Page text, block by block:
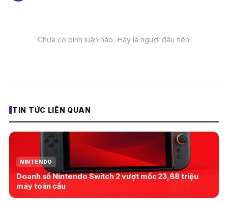
Chưa có bình luận nào. Hãy là người đầu tiên!
TIN TỨC LIÊN QUAN
NINTENDO
Doanh số Nintendo Switch 2 vượt mốc 23,68 triệu
máy toàn cầu